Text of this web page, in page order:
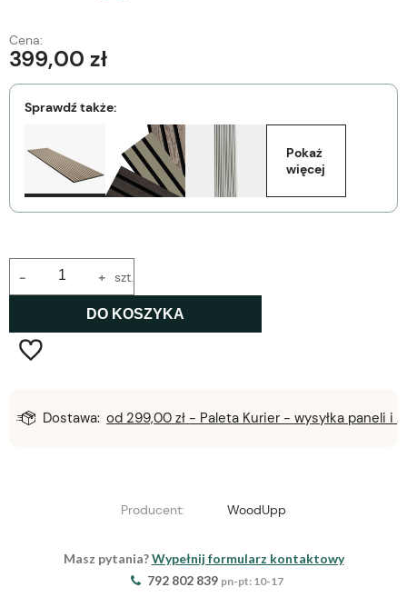
Cena:
399,00 zł
Sprawdź także:
Pokaż
więcej
+
- szt.
DO KOSZYKA
Dostawa: od 299,00 zł - Paleta Kurier - wysyłka paneli i lameli
Producent: WoodUpp
Masz pytania?Wypełnij formularz kontaktowy
792 802 839 pn-pt: 10-17